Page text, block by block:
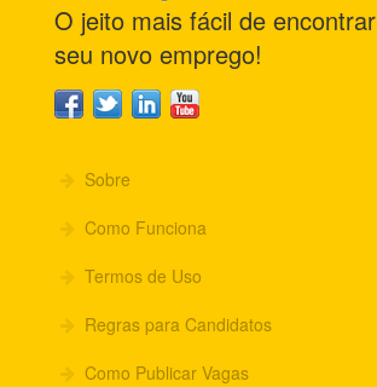
O jeito mais fácil de encontrar
seu novo emprego!
Sobre
Como Funciona
Termos de Uso
Regras para Candidatos
Como Publicar Vagas